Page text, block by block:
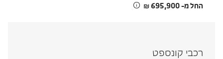
החל מ- ‏695,900 ‏₪
רכבי קונספט